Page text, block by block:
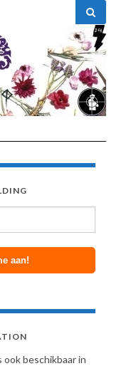
ook beschikbaar in